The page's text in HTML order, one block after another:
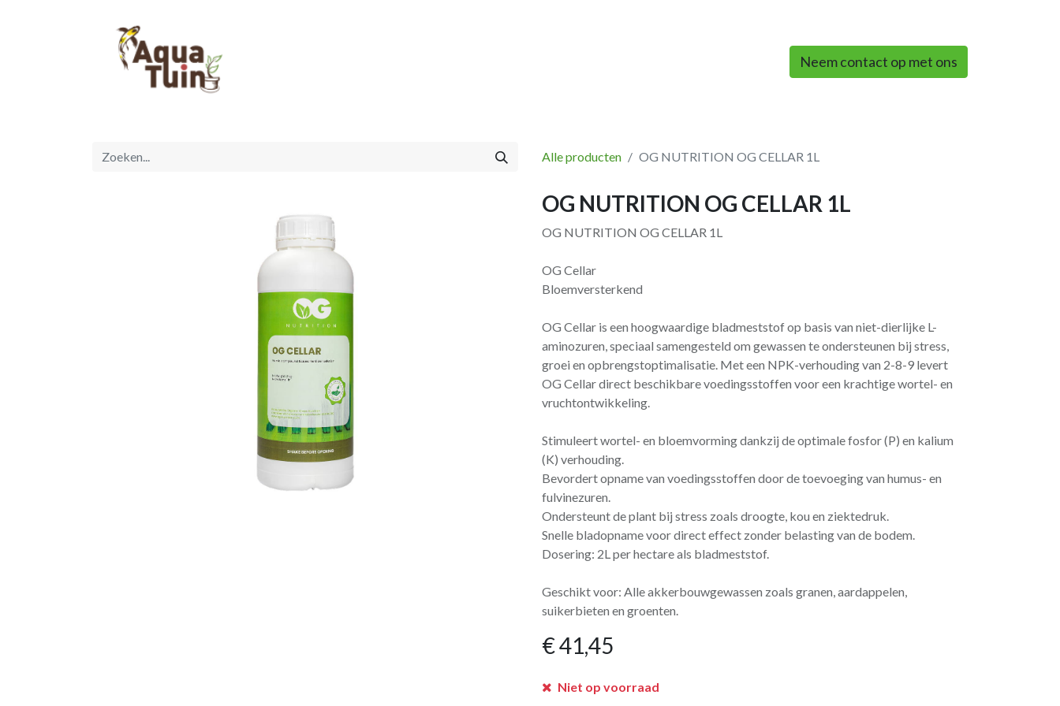
Neem contact op met ons
Alle producten OG NUTRITION OG CELLAR 1L
OG NUTRITION OG CELLAR 1L
OG NUTRITION OG CELLAR 1L
OG Cellar
Bloemversterkend
OG Cellar is een hoogwaardige bladmeststof op basis van niet-dierlijke L-
aminozuren, speciaal samengesteld om gewassen te ondersteunen bij stress,
groei en opbrengstoptimalisatie. Met een NPK-verhouding van 2-8-9 levert
OG Cellar direct beschikbare voedingsstoffen voor een krachtige wortel- en
vruchtontwikkeling.
Stimuleert wortel- en bloemvorming dankzij de optimale fosfor (P) en kalium
(K) verhouding.
Bevordert opname van voedingsstoffen door de toevoeging van humus- en
fulvinezuren.
Ondersteunt de plant bij stress zoals droogte, kou en ziektedruk.
Snelle bladopname voor direct effect zonder belasting van de bodem.
Dosering: 2L per hectare als bladmeststof.
Geschikt voor: Alle akkerbouwgewassen zoals granen, aardappelen,
suikerbieten en groenten.
€41,45
Niet op voorraad